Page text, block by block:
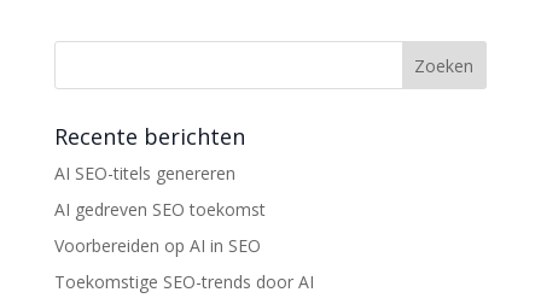
Recente berichten
AI SEO-titels genereren
AI gedreven SEO toekomst
Voorbereiden op AI in SEO
Toekomstige SEO-trends door AI